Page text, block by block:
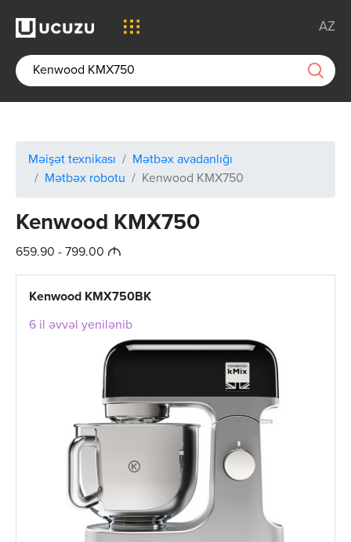
AZ
Məişət texnikası
Mətbəx avadanlığı
Mətbəx robotu
Kenwood KMX750
Kenwood KMX750
659.90 - 799.00 M
Kenwood KMX750BK
6 il əvvəl yenilənib